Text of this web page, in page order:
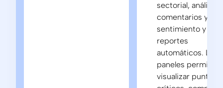
sectorial, análisis
comentarios y
sentimiento y
reportes
automáticos. Los
paneles permiten
visualizar puntos